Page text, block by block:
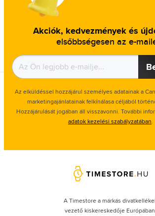
Akciók, kedvezmények és
elsőbbségesen az e-
Az elküldéssel hozzájárul személyes adatainak a
marketingajánlatainak felkínálasa céljából
Hozzájárulását jogában áll visszavonni. További
adatok kezelési szabályzatában.
A Timestore a márkás
vezető kiskereskedője